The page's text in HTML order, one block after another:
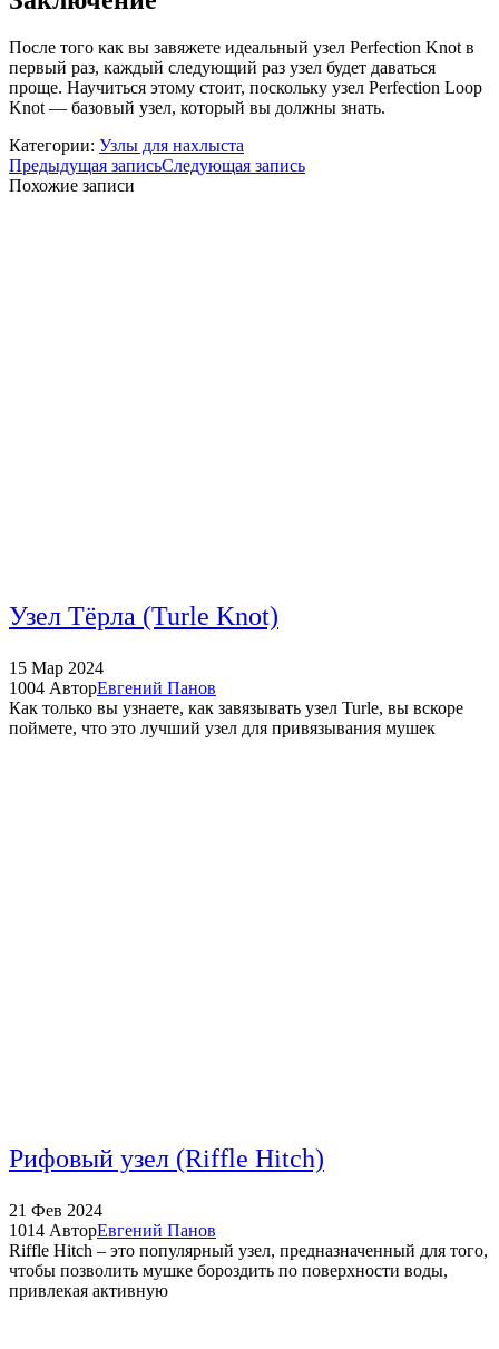
После того как вы завяжете идеальный узел Perfection Knot в
первый раз, каждый следующий раз узел будет даваться
проще. Научиться этому стоит, поскольку узел Perfection Loop
Knot — базовый узел, который вы должны знать.
Категории: Узлы для нахлыста
Предыдущая записьСледующая запись
Похожие записи
Узел Тёрла (Turle Knot)
15 Мар 2024
1004 АвторЕвгений Панов
Как только вы узнаете, как завязывать узел Turle, вы вскоре
поймете, что это лучший узел для привязывания мушек
Рифовый узел (Riffle Hitch)
21 Фев 2024
1014 АвторЕвгений Панов
Riffle Hitch – это популярный узел, предназначенный для того,
чтобы позволить мушке бороздить по поверхности воды,
привлекая активную